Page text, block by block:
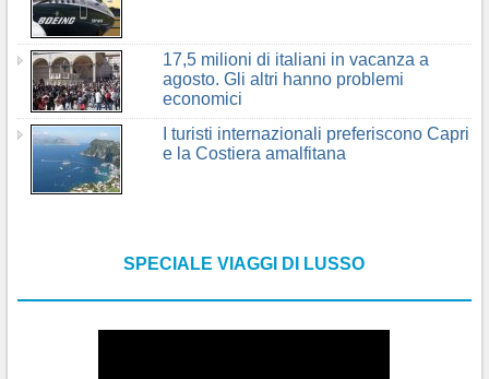
17,5 milioni di italiani in vacanza a
agosto. Gli altri hanno problemi
economici
I turisti internazionali preferiscono Capri
e la Costiera amalfitana
SPECIALE VIAGGI DI LUSSO